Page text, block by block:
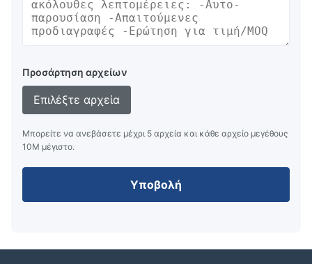
Προσάρτηση αρχείων
Επιλέξτε αρχεία
Μπορείτε να ανεβάσετε μέχρι 5 αρχεία και κάθε αρχείο μεγέθους
10M μέγιστο.
Υποβολή